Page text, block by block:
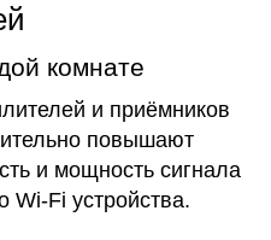
комнате
и приёмников
повышают
и мощность сигнала
Wi‑Fi устройства.